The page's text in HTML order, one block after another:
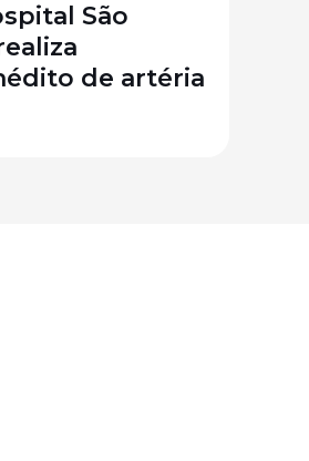
São
de artéria